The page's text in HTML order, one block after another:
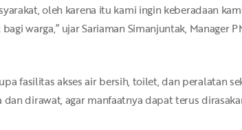
oleh karena itu kami ingin keberadaan
warga,” ujar Sariaman Simanjuntak, Manager
fasilitas akses air bersih, toilet, dan peralatan
dirawat, agar manfaatnya dapat terus